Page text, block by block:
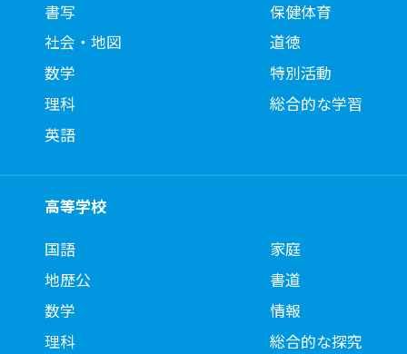
書写
社会・地図
数学
理科
英語
保健体育
道徳
特別活動
総合的な学習
高等学校
国語
地歴公
数学
理科
家庭
書道
情報
総合的な探究